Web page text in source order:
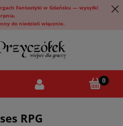
Fantastyki w Gdańsku — wysyłki
do niedzieli włącznie.
RPG